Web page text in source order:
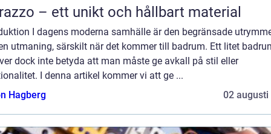
– ett unikt och hållbart material
I dagens moderna samhälle är den begränsade
utmaning, särskilt när det kommer till badrum. Ett litet
dock inte betyda att man måste ge avkall på stil eller
I denna artikel kommer vi att ge ...
Hagberg
02 augusti